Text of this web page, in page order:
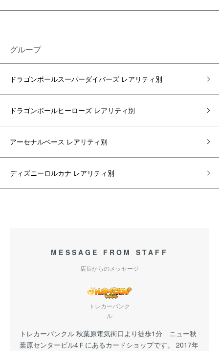
グループ
ドラゴンボールスーパーダイバーズ レアリティ別
ドラゴンボールヒーローズ レアリティ別
アーセナルベース レアリティ別
ディズニーロルカナ レアリティ別
MESSAGE FROM STAFF
店長からのメッセージ
トレカーバンク
ル
トレカーバンクル 秋葉原電気街口より徒歩1分 ニュー秋
葉原センタービル4Ｆにあるカードショップです。 2017年